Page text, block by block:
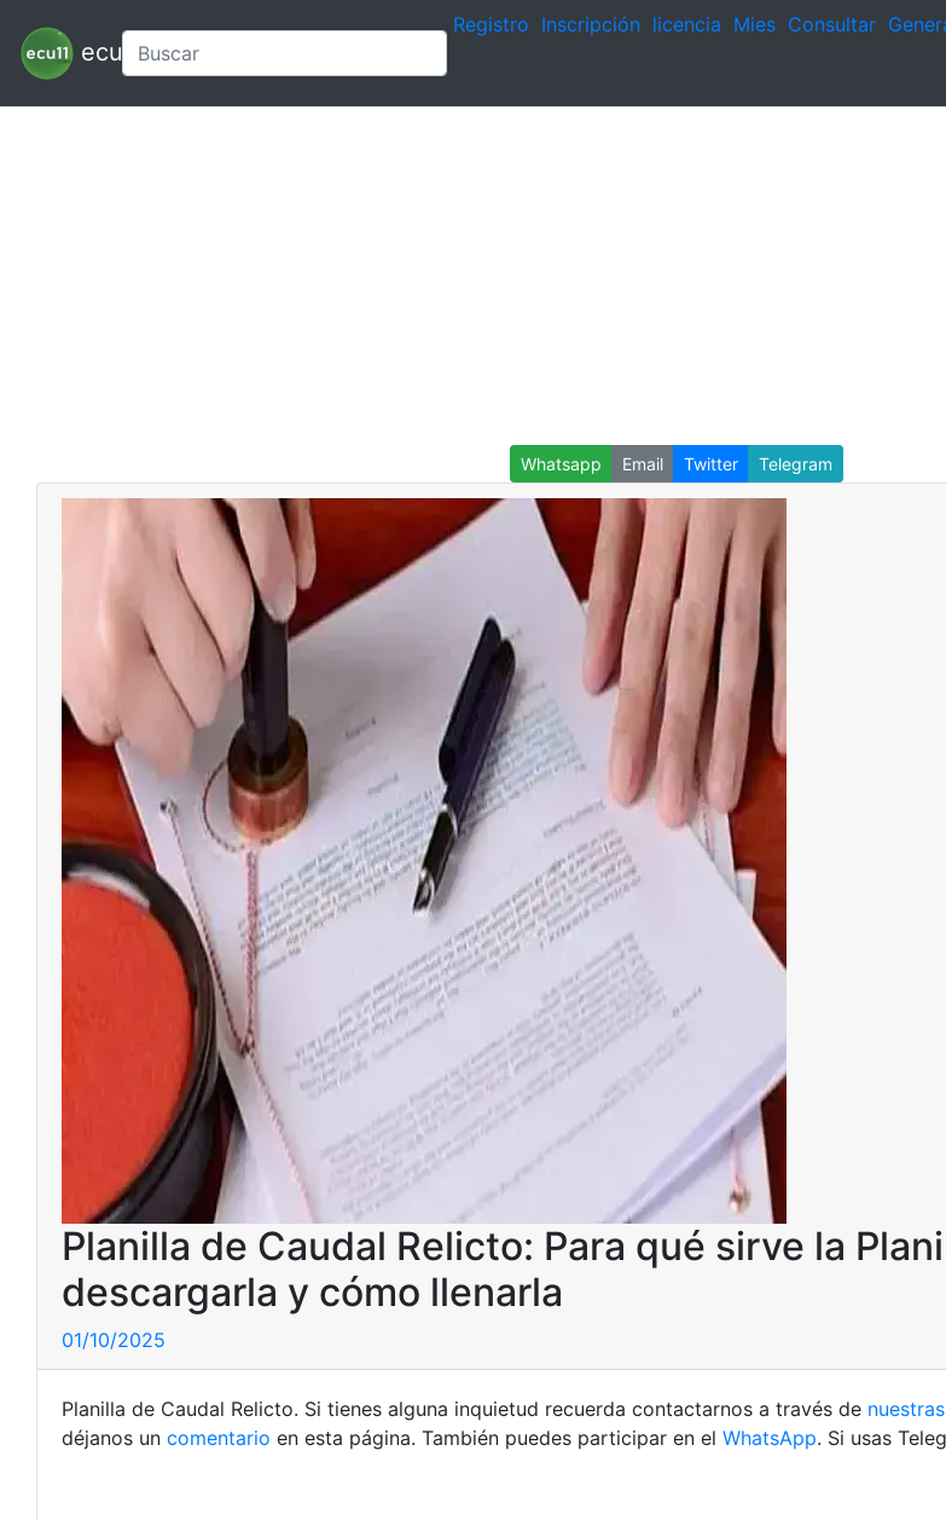
ecu11
Registro Inscripción licencia Mies Consultar
Whatsapp Email Twitter Telegram
Planilla de Caudal Relicto: Para qué sirve la
descargarla y cómo llenarla
01/10/2025
Planilla de Caudal Relicto. Si tienes alguna inquietud recuerda contactarnos a través de
déjanos un comentario en esta página. También puedes participar en el WhatsApp. Si usas